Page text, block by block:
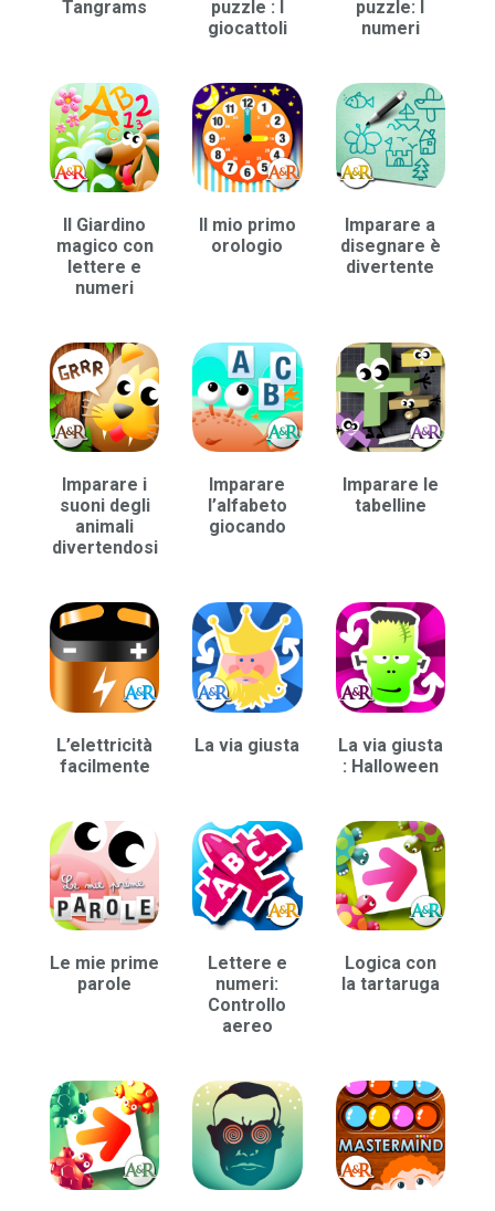
Tangrams​
puzzle : I
giocattoli
puzzle: I
numeri
Il Giardino
magico con
lettere e
numeri
Il mio primo
orologio
Imparare a
disegnare è
divertente
Imparare i
suoni degli
animali
divertendosi
Imparare
l’alfabeto
giocando
Imparare le
tabelline
L’elettricità
facilmente
La via giusta
La via giusta
: Halloween
Le mie prime
parole
Lettere e
numeri:
Controllo
aereo
Logica con
la tartaruga